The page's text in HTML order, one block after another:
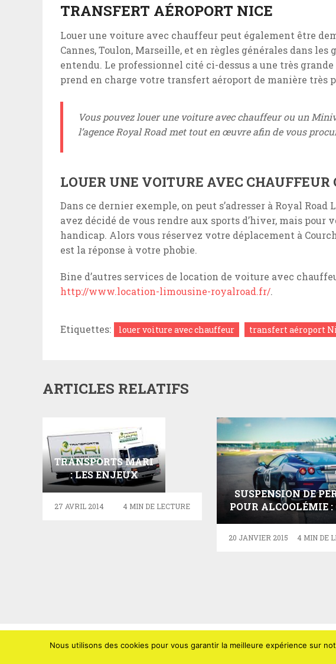
TRANSFERT AÉROPORT NICE
Louer une voiture avec chauffeur peut également être
Cannes, Toulon, Marseille, et en règles générales dans les
entendu. Le professionnel cité ci-dessus a une très
prend en charge votre transfert aéroport de manière très
Vous pouvez louer une voiture avec chauffeur ou un
l’agence Royal Road met tout en œuvre afin de vous
LOUER UNE VOITURE AVEC CHAUFFEUR
Dans ce dernier exemple, on peut s’adresser à Royal
avez décidé de vous rendre aux sports d’hiver, mais pour
handicap. Alors vous réservez votre déplacement à
est la réponse à votre phobie.
Bine d’autres services de location de voiture avec
http://www.location-limousine-royalroad.fr/.
Etiquettes: louer voiture avec chauffeur transfert aéroport
ARTICLES RELATIFS
TRANSPORTS MARI
: LES ENJEUX
D’EXPÉDITION DES
PRODUITS…
27 AVRIL 2014 4 MIN DE LECTURE
SUSPENSION DE
POUR ALCOOLÉMIE :
RECOURS ?
20 JANVIER 2015 4 MIN DE
Nous utilisons des cookies pour vous garantir la meilleure expérience sur